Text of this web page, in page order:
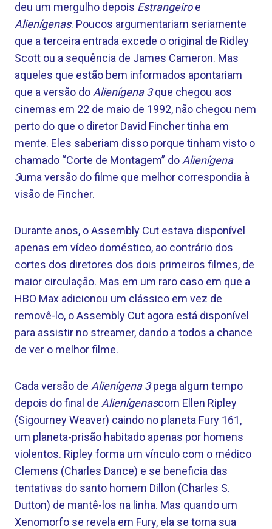
deu um mergulho depois Estrangeiroe
Alienígenas. Poucos argumentariam seriamente
que a terceira entrada excede o original de Ridley
Scott ou a sequência de James Cameron. Mas
aqueles que estão bem informados apontariam
que a versão do Alienígena 3que chegou aos
cinemas em 22 de maio de 1992, não chegou nem
perto do que o diretor David Fincher tinha em
mente. Eles saberiam disso porque tinham visto o
chamado “Corte de Montagem” do Alienígena
3uma versão do filme que melhor correspondia à
visão de Fincher.
Durante anos, o Assembly Cut estava disponível
apenas em vídeo doméstico, ao contrário dos
cortes dos diretores dos dois primeiros filmes, de
maior circulação. Mas em um raro caso em que a
HBO Max adicionou um clássico em vez de
removê-lo, o Assembly Cut agora está disponível
para assistir no streamer, dando a todos a chance
de ver o melhor filme.
Cada versão de Alienígena 3pega algum tempo
depois do final de Alienígenascom Ellen Ripley
(Sigourney Weaver) caindo no planeta Fury 161,
um planeta-prisão habitado apenas por homens
violentos. Ripley forma um vínculo com o médico
Clemens (Charles Dance) e se beneficia das
tentativas do santo homem Dillon (Charles S.
Dutton) de mantê-los na linha. Mas quando um
Xenomorfo se revela em Fury, ela se torna sua